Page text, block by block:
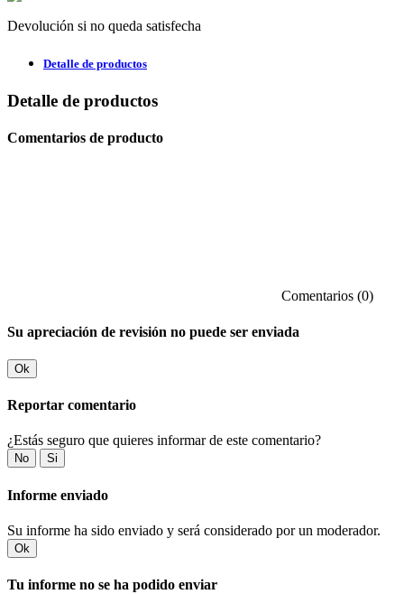
Devolución si no queda satisfecha
Detalle de productos
Detalle de productos
Comentarios de producto
Comentarios (0)
Su apreciación de revisión no puede ser enviada
Ok
Reportar comentario
¿Estás seguro que quieres informar de este comentario?
No Si
Informe enviado
Su informe ha sido enviado y será considerado por un moderador.
Ok
Tu informe no se ha podido enviar